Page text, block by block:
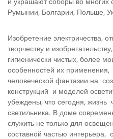
Румынии, Болгарии, Польше,
Изобретение электричества,
творчеству и
гигиенически чистых, более
особенностей их
человеческой фантазии на
конструкций и моделей
убеждены, что сегодня,
светильника. В доме
служить не только для
составной частью интерьера,